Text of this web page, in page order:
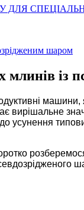
шаром
із
машини,
вирішальне
усунення